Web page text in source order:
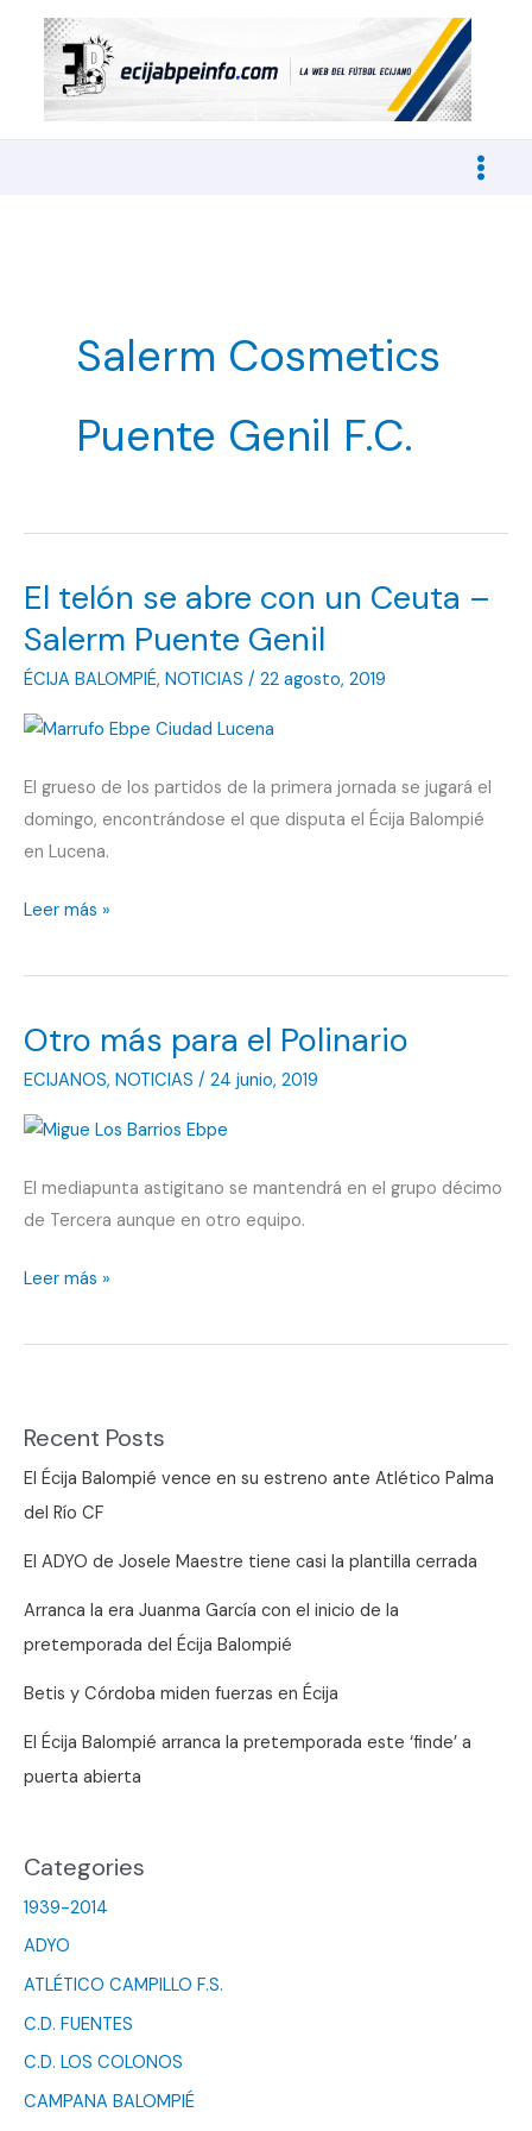
contenido
Salerm Cosmetics
Puente Genil F.C.
El telón se abre con un Ceuta –
Salerm Puente Genil
ÉCIJA BALOMPIÉ, NOTICIAS / 22 agosto, 2019
El grueso de los partidos de la primera jornada se jugará el
domingo, encontrándose el que disputa el Écija Balompié
en Lucena.
El
se
con
un
–
Puente
Genil
Leer más »
Otro más para el Polinario
ECIJANOS, NOTICIAS / 24 junio, 2019
El mediapunta astigitano se mantendrá en el grupo décimo
de Tercera aunque en otro equipo.
Otro
para
Leer más »
Recent Posts
El Écija Balompié vence en su estreno ante Atlético Palma
del Río CF
El ADYO de Josele Maestre tiene casi la plantilla cerrada
Arranca la era Juanma García con el inicio de la
pretemporada del Écija Balompié
Betis y Córdoba miden fuerzas en Écija
El Écija Balompié arranca la pretemporada este ‘finde’ a
puerta abierta
Categories
1939-2014
ADYO
ATLÉTICO CAMPILLO F.S.
C.D. FUENTES
C.D. LOS COLONOS
CAMPANA BALOMPIÉ